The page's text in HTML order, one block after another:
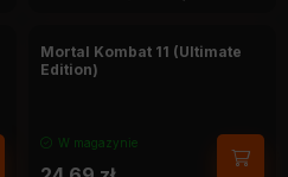
Mortal Kombat 11 (Ultimate
Edition)
W magazynie